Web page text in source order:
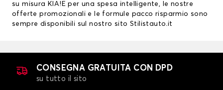
su misura KIA!E per una spesa intelligente, le nostre
offerte promozionali e le formule pacco risparmio sono
sempre disponibili sul nostro sito Stilistauto.it
CONSEGNA GRATUITA CON DPD
su tutto il sito